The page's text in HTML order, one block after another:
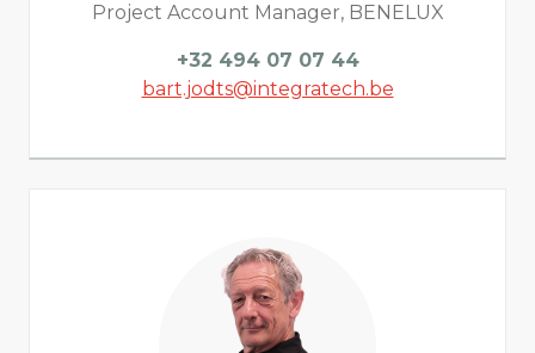
Project Account Manager, BENELUX
+32 494 07 07 44
bart.jodts@integratech.be